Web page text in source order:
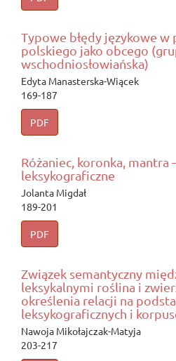
Typowe błędy językowe w
polskiego jako obcego
wschodniosłowiańska)
Edyta Manasterska-Wiącek
169-187
PDF
Różaniec, koronka, mantra
leksykograficzne
Jolanta Migdał
189-201
PDF
Związek semantyczny
leksykalnymi roślina i
określenia relacji na
leksykograficznych i
Nawoja Mikołajczak-Matyja
203-217